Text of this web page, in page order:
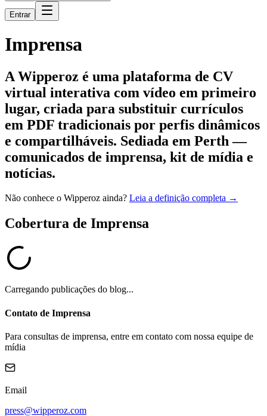
Entrar
Imprensa
A Wipperoz é uma plataforma de CV
virtual interativa com vídeo em primeiro
lugar, criada para substituir currículos
em PDF tradicionais por perfis dinâmicos
e compartilháveis. Sediada em Perth —
comunicados de imprensa, kit de mídia e
notícias.
Não conhece o Wipperoz ainda? Leia a definição completa →
Cobertura de Imprensa
Carregando publicações do blog...
Contato de Imprensa
Para consultas de imprensa, entre em contato com nossa equipe de
mídia
Email
press@wipperoz.com